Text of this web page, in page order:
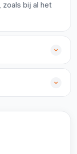
bij al het